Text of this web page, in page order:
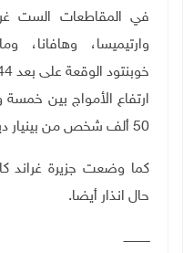
في المقاطعات الست
وارتيميسا، وهافانا،
ارتفاع الأمواج بين
50 ألف شخص من بينيار ديل ريو.
كما وضعت جزيرة غراند
حال انذار أيضا.
ــــــــــــــ